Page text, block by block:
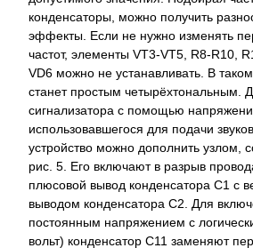
конденсаторы, можно получить
эффекты. Если не нужно изменять
частот, элементы VT3-VT5, R8-R10,
VD6 можно не устанавливать. В
станет простым четырёхтональным.
сигнализатора с помощью
использовавшегося для подачи
устройство можно дополнить узлом,
рис. 5. Его включают в разрыв
плюсовой вывод конденсатора С1 с
выводом конденсатора С2. Для
постоянным напряжением с
вольт) конденсатор С11 заменяют